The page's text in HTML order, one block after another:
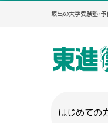
坂出の大学受験塾･
はじめての